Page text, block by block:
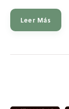
Leer Más